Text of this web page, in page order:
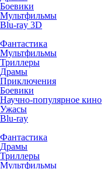
Боевики
Мультфильмы
Blu-ray 3D
Фантастика
Мультфильмы
Триллеры
Драмы
Приключения
Боевики
Научно-популярное кино
Ужасы
Blu-ray
Фантастика
Драмы
Триллеры
Мультфильмы